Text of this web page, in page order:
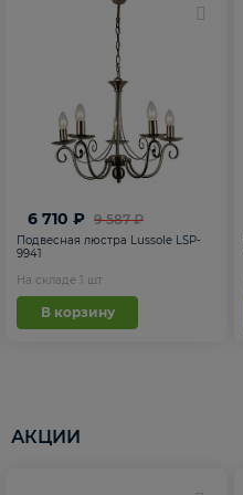
9 587 ₽
6 710 ₽
Подвесная люстра Lussole LSP-
9941
На складе 1 шт
В корзину
АКЦИИ